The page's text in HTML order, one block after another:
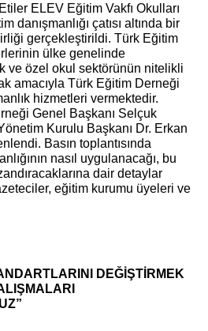
ELEV Eğitim Vakfı Okulları
danışmanlığı çatısı altında bir
gerçekleştirildi. Türk Eğitim
ülke genelinde
ve özel okul sektörünün nitelikli
amacıyla Türk Eğitim Derneği
hizmetleri vermektedir.
Genel Başkanı Selçuk
Kurulu Başkanı Dr. Erkan
Basın toplantısında
nasıl uygulanacağı, bu
dair detaylar
eğitim kurumu üyeleri ve
DEĞİŞTİRMEK